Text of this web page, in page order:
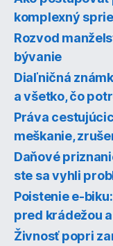
komplexný
Rozvod
bývanie
Diaľničná
a všetko, čo
Práva
meškanie,
Daňové
ste sa vyhli
Poistenie e-
pred krádežou
Živnosť popri